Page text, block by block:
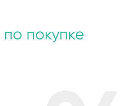
по покупке